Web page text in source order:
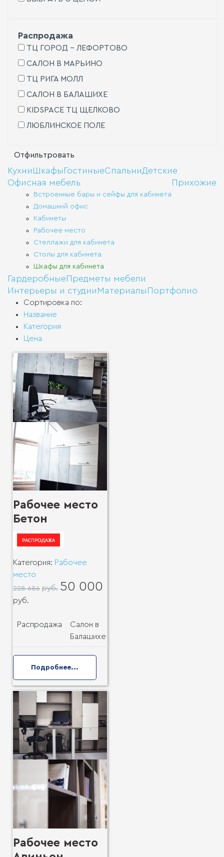
Распродажа
ТЦ ГОРОД - ЛЕФОРТОВО
САЛОН В МАРЬИНО
ТЦ РИГА МОЛЛ
САЛОН В БАЛАШИХЕ
KIDSPACE ТЦ ЩЕЛКОВО
ЛЮБЛИНСКОЕ ПОЛЕ
Кухни Шкафы ГостиныеСпальниДетские
Офисная мебель
Встроенные бары и сейфы для кабинета
Домашний офис
Кабинеты
Рабочее место
Стеллажи для кабинета
Столы для кабинета
Шкафы для кабинета
Прихожие
ГардеробныеПредметы мебели
Интерьеры и студии Материалы Портфолио
Сортировка по:
Название
Категория
Цена
Рабочее место
Бетон
Категория: Рабочее
место
228 686 руб. 50 000
руб.
Распродажа
Салон в
Балашихе
Подробнее...
Рабочее место